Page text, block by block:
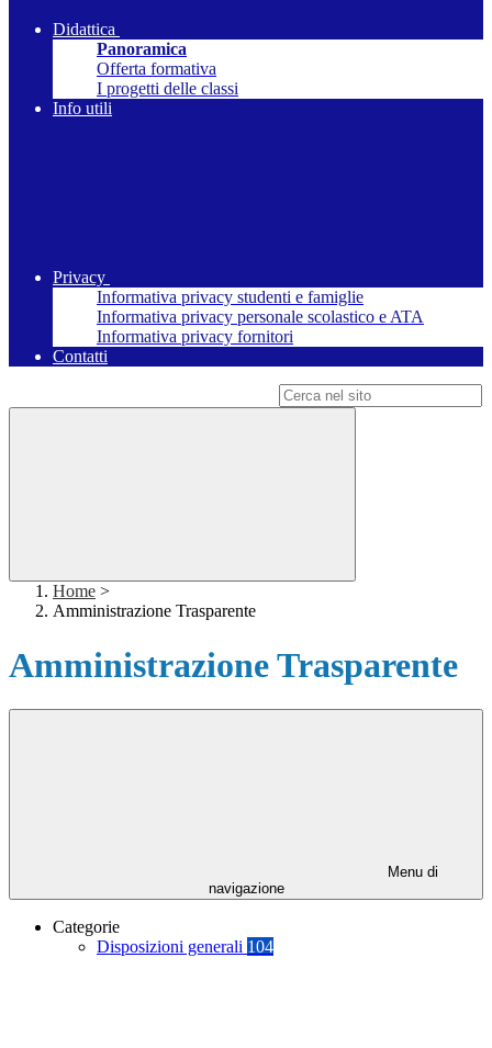
Didattica
Panoramica
Offerta formativa
I progetti delle classi
Info utili
Privacy
Informativa privacy studenti e famiglie
Informativa privacy personale scolastico e ATA
Informativa privacy fornitori
Contatti
Home >
Amministrazione Trasparente
Amministrazione Trasparente
Menu di
navigazione
Categorie
Disposizioni generali 104